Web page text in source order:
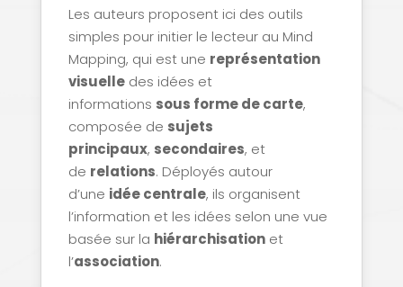
Les auteurs proposent ici des outils
simples pour initier le lecteur au Mind
Mapping, qui est une représentation
visuelledes idées et
informations sous forme de carte,
composée de sujets
principaux, secondaires, et
de relations. Déployés autour
d’une idée centrale, ils organisent
l’information et les idées selon une vue
basée sur la hiérarchisationet
l’association.